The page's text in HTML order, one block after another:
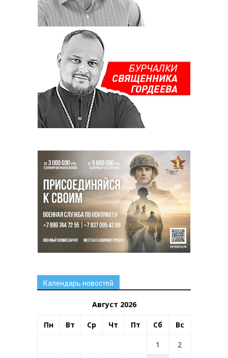
Календарь новостей
Август 2026
Пн Вт Ср Чт Пт Сб Вс
1
2